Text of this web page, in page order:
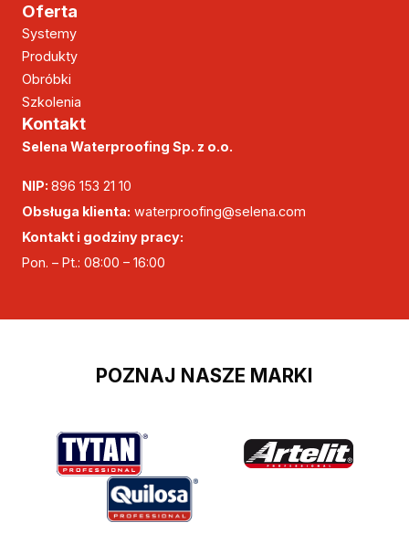
Oferta
Systemy
Produkty
Obróbki
Szkolenia
Kontakt
Selena Waterproofing Sp. z o.o.
NIP: 896 153 21 10
Obsługa klienta: waterproofing@selena.com
Kontakt i godziny pracy:
Pon. – Pt.: 08:00 – 16:00
POZNAJ NASZE MARKI